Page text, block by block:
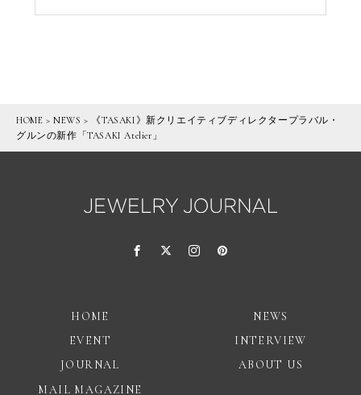
HOME >NEWS >
《TASAKI》新クリエイティブディレクタープラバル・
グルンの新作「TASAKI Atelier」
HOME
NEWS
EVENT
INTERVIEW
JOURNAL
ABOUT US
MAIL MAGAZINE